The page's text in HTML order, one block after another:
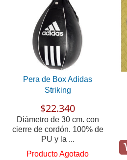
Pera de Box Adidas
Striking
$22.340
Diámetro de 30 cm. con
cierre de cordón. 100% de
PU y la ...
Producto Agotado